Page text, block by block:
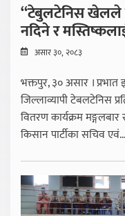
“टेबुलटेनिस खेलले
नदिने र
असार ३०, २०८३
भक्तपुर, ३० असार ।
जिल्लाव्यापी टेबलटेनिस
वितरण कार्यक्रम
किसान पार्टीका सचिव एवं...